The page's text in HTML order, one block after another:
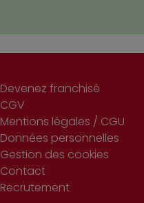
Devenez franchisé
CGV
Mentions légales / CGU
Données personnelles
Gestion des cookies
Contact
Recrutement